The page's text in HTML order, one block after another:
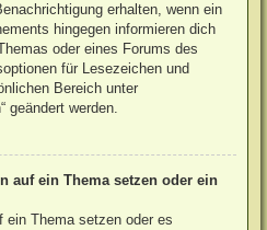
erhalten, wenn ein
hingegen informieren dich
oder eines Forums des
für Lesezeichen und
Bereich unter
geändert werden.
auf ein Thema setzen oder ein
ein Thema setzen oder es